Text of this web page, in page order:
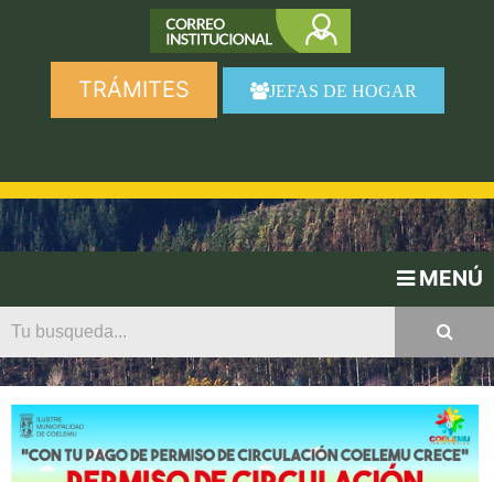
TRÁMITES JEFAS DE HOGAR
MENÚ